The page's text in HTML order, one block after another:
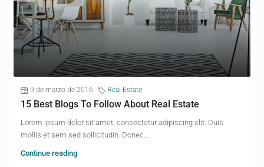
9 de marzo de 2016 Real Estate
15 Best Blogs To Follow About Real Estate
Lorem ipsum dolor sit amet, consectetur adipiscing elit. Duis
mollis et sem sed sollicitudin. Donec...
Continue reading